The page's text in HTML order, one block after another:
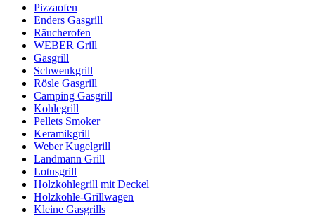
Pizzaofen
Enders Gasgrill
Räucherofen
WEBER Grill
Gasgrill
Schwenkgrill
Rösle Gasgrill
Camping Gasgrill
Kohlegrill
Pellets Smoker
Keramikgrill
Weber Kugelgrill
Landmann Grill
Lotusgrill
Holzkohlegrill mit Deckel
Holzkohle-Grillwagen
Kleine Gasgrills